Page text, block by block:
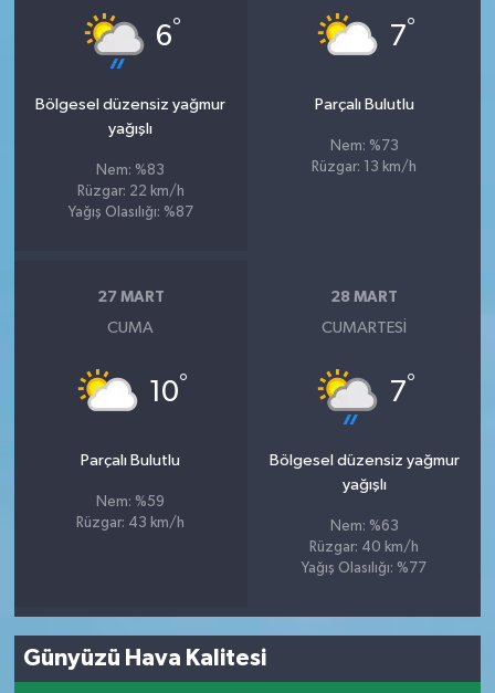
6°
Bölgesel düzensiz yağmur
yağışlı
Nem: %83
Rüzgar: 22 km/h
Yağış Olasılığı: %87
7°
Parçalı Bulutlu
Nem: %73
Rüzgar: 13 km/h
27 MART
CUMA
10°
Parçalı Bulutlu
Nem: %59
Rüzgar: 43 km/h
28 MART
CUMARTESI
7°
Bölgesel düzensiz yağmur
yağışlı
Nem: %63
Rüzgar: 40 km/h
Yağış Olasılığı: %77
Günyüzü Hava Kalitesi